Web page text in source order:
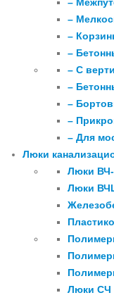
–
–
–
–
– С
–
–
–
– Для
Люки
Люки
Люки
Люки СЧ